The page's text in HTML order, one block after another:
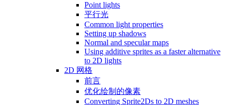
Point lights
平行光
Common light properties
Setting up shadows
Normal and specular maps
Using additive sprites as a faster alternative
to 2D lights
2D 网格
前言
优化绘制的像素
Converting Sprite2Ds to 2D meshes